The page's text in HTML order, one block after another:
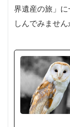
界遺産の旅」
しんでみません